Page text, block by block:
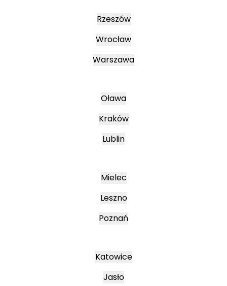
Rzeszów
Wrocław
Warszawa
Oława
Kraków
Lublin
Mielec
Leszno
Poznań
Katowice
Jasło